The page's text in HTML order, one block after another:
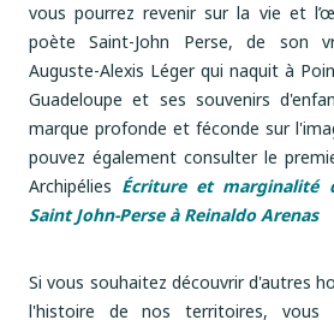
vous pourrez revenir sur la vie et
poète Saint-John Perse, de son
Auguste-Alexis Léger qui naquit à
Guadeloupe et ses souvenirs
marque profonde et féconde sur
pouvez également consulter le
Archipélies Écriture et marginalité
Saint John-Perse à Reinaldo Arenas
Si vous souhaitez découvrir d'autres
l'histoire de nos territoires, vous